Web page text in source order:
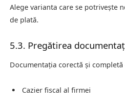
Alege varianta care se potrivește
de plată.
5.3. Pregătirea
Documentația corectă și
Cazier fiscal al firmei